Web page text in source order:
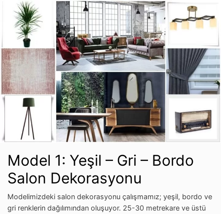
Model 1: Yeşil – Gri – Bordo
Salon Dekorasyonu
Modelimizdeki salon dekorasyonu çalışmamız; yeşil, bordo ve
gri renklerin dağılımından oluşuyor. 25-30 metrekare ve üstü